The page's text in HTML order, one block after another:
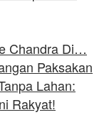
Chandra Di…